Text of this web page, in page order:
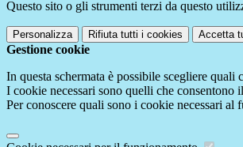
Questo sito o gli strumenti terzi da questo
Personalizza Rifiuta tutti i cookies Accetta
Gestione cookie
In questa schermata è possibile scegliere quali
I cookie necessari sono quelli che
Per conoscere quali sono i cookie necessari al